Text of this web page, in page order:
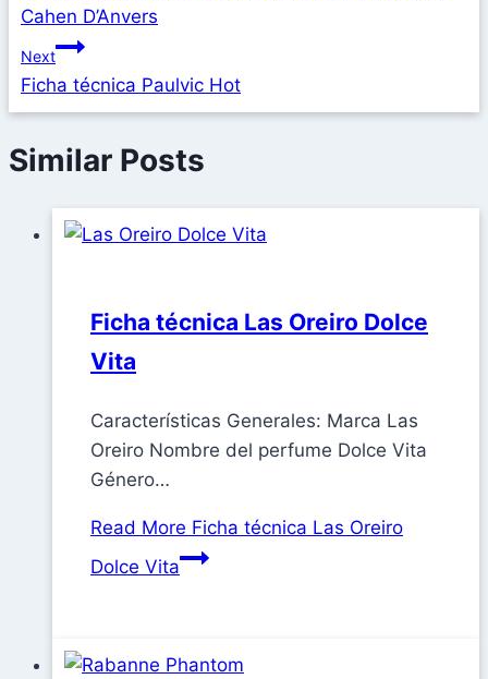
Cahen D’Anvers
Next
Ficha técnica Paulvic Hot
Similar Posts
Ficha técnica Las Oreiro Dolce
Vita
Características Generales: Marca Las
Oreiro Nombre del perfume Dolce Vita
Género…
Read More Ficha técnica Las Oreiro
Dolce Vita